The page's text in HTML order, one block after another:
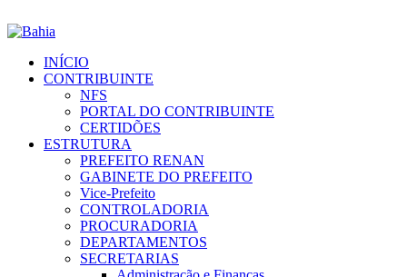
INÍCIO
CONTRIBUINTE
NFS
PORTAL DO CONTRIBUINTE
CERTIDÕES
ESTRUTURA
PREFEITO RENAN
GABINETE DO PREFEITO
Vice-Prefeito
CONTROLADORIA
PROCURADORIA
DEPARTAMENTOS
SECRETARIAS